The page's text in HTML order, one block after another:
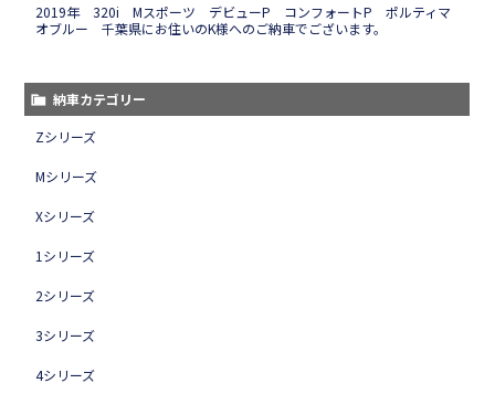
2019年 320i Mスポーツ デビューP コンフォートP ポルティマ
オブルー 千葉県にお住いのK様へのご納車でございます。
納車カテゴリー
Zシリーズ
Mシリーズ
Xシリーズ
1シリーズ
2シリーズ
3シリーズ
4シリーズ